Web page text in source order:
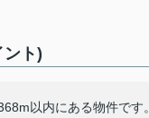
ント)
以内にある物件で